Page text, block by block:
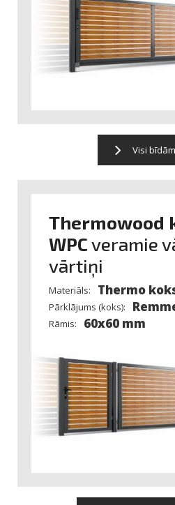
Visi
Thermowood
WPCveramie
vārtiņi
Materiāls: Thermo
Pārklājums (koks):
Rāmis: 60x60 mm